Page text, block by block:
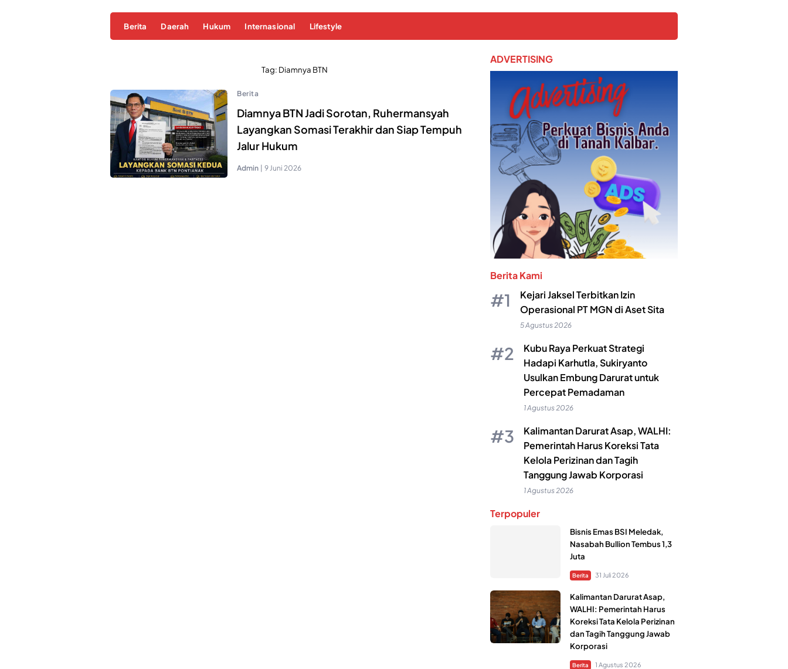
Berita Daerah Hukum Internasional Lifestyle
Tag: Diamnya BTN
Berita
Diamnya BTN Jadi Sorotan, Ruhermansyah
Layangkan Somasi Terakhir dan Siap Tempuh
Jalur Hukum
Admin 9 Juni 2026
ADVERTISING
Berita Kami
Kejari Jaksel Terbitkan Izin
Operasional PT MGN di Aset Sita
5 Agustus 2026
Kubu Raya Perkuat Strategi
Hadapi Karhutla, Sukiryanto
Usulkan Embung Darurat untuk
Percepat Pemadaman
1 Agustus 2026
Kalimantan Darurat Asap, WALHI:
Pemerintah Harus Koreksi Tata
Kelola Perizinan dan Tagih
Tanggung Jawab Korporasi
1 Agustus 2026
Terpopuler
Bisnis Emas BSI Meledak,
Nasabah Bullion Tembus 1,3
Juta
Berita 31 Juli 2026
Kalimantan Darurat Asap,
WALHI: Pemerintah Harus
Koreksi Tata Kelola Perizinan
dan Tagih Tanggung Jawab
Korporasi
Berita 1 Agustus 2026